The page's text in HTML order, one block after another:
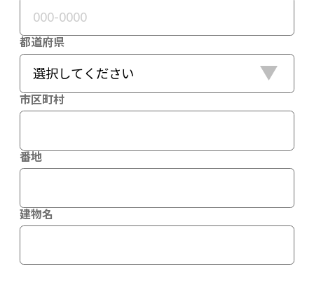
都道府県
市区町村
番地
建物名